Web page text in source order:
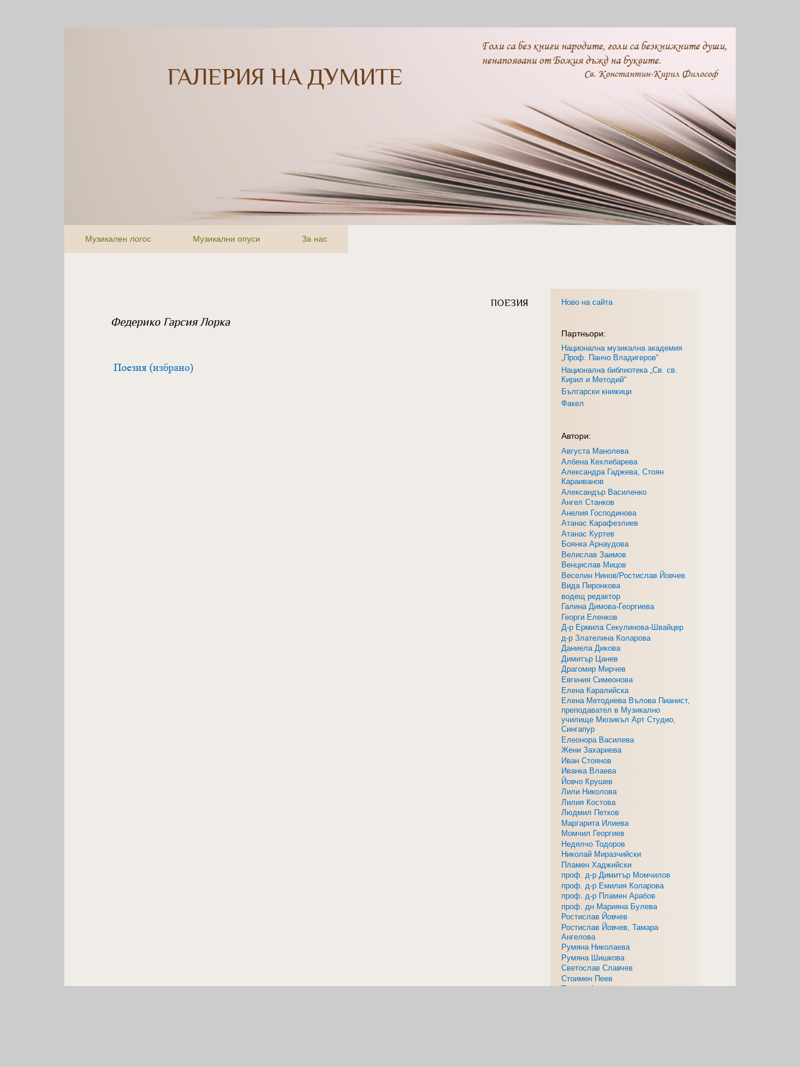
ГАЛЕРИЯ НА ДУМИТЕ
Голи са без книги народите, голи са безкнижните души,
ненапоявани от Божия дъжд на буквите.
Св. Константин-Кирил Философ
Музикален логос Музикални опуси За нас
ПОЕЗИЯ
Федерико Гарсия Лорка
Поезия (избрано)
Ново на сайта
Партньори:
Национална музикална академия
„Проф. Панчо Владигеров“
Национална библиотека „Св. св.
Кирил и Методий“
Български книжици
Факел
Автори:
Августа Манолева
Албена Кехлибарева
Александра Гаджева, Стоян
Караиванов
Александър Василенко
Ангел Станков
Анелия Господинова
Атанас Карафезлиев
Атанас Куртев
Боянка Арнаудова
Велислав Заимов
Венцислав Мицов
Веселин Нинов/Ростислав Йовчев
Вида Пиронкова
водещ редактор
Галина Димова-Георгиева
Георги Еленков
Д-р Ермила Секулинова-Швайцер
д-р Злателина Коларова
Даниела Дикова
Димитър Цанев
Драгомир Мирчев
Евгения Симеонова
Елена Каралийска
Елена Методиева Вълова Пианист,
преподавател в Музикално
училище Мюзикъл Арт Студио,
Сингапур
Елеонора Василева
Жени Захариева
Иван Стоянов
Иванка Влаева
Йовчо Крушев
Лили Николова
Лилия Костова
Людмил Петков
Маргарита Илиева
Момчил Георгиев
Недялчо Тодоров
Николай Миразчийски
Пламен Хаджийски
проф. д-р Димитър Момчилов
проф. д-р Емилия Коларова
проф. д-р Пламен Арабов
проф. дн Марияна Булева
Ростислав Йовчев
Ростислав Йовчев, Тамара
Ангелова
Румяна Николаева
Румяна Шишкова
Светослав Славчев
Стоимен Пеев
Тамара Ангелова